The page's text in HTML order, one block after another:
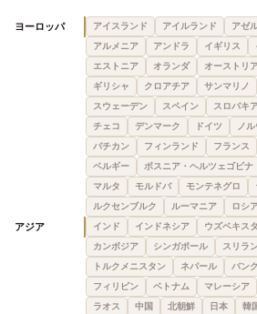
ヨーロッパ アイスランド アイルランド アゼ
アルメニア
アンドラ イギリス
エストニア
オランダ オーストリ
ギリシャ
クロアチア サンマリノ
スウェーデン
スペイン スロバキ
チェコ
デンマーク ドイツ ノ
バチカン
フィンランド フランス
ベルギー
ボスニア・ヘルツェゴビナ
マルタ
モルドバ モンテネグロ
ルクセンブルク
ルーマニア ロシ
アジア インド インドネシア ウズベキス
カンボジア
シンガポール スリラ
トルクメニスタン
ネパール バン
フィリピン
ベトナム マレーシア
ラオス
中国 北朝鮮 日本 韓